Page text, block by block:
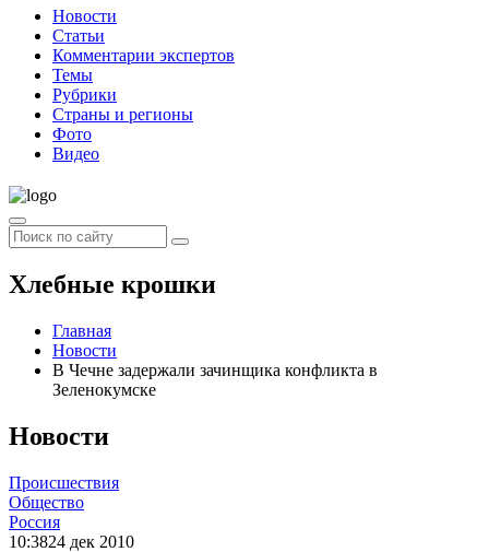
Новости
Статьи
Комментарии экспертов
Темы
Рубрики
Страны и регионы
Фото
Видео
Хлебные крошки
Главная
Новости
В Чечне задержали зачинщика конфликта в
Зеленокумске
Новости
Происшествия
Общество
Россия
10:3824 дек 2010